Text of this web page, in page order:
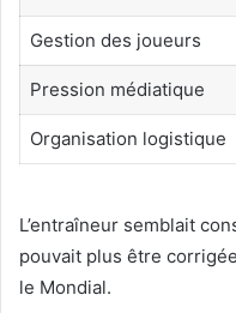
Gestion des joueurs
Pression médiatique
Organisation logistique
L’entraîneur semblait
pouvait plus être
le Mondial.